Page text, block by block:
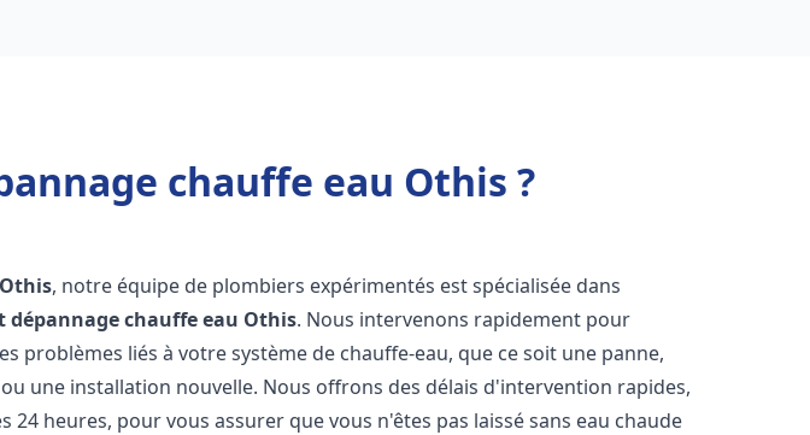
chauffe eau Othis ?
Othis, notre équipe de plombiers expérimentés est spécialisée dans
chauffe eau Othis. Nous intervenons rapidement pour
problèmes liés à votre système de chauffe-eau, que ce soit une panne,
une installation nouvelle. Nous offrons des délais d'intervention rapides,
24 heures, pour vous assurer que vous n'êtes pas laissé sans eau chaude